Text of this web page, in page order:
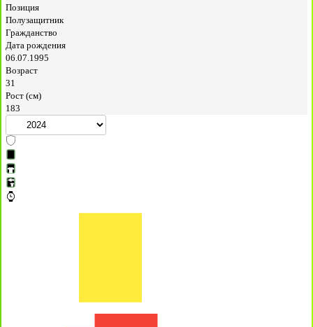
Позиция
Полузащитник
Гражданство
Дата рождения
06.07.1995
Возраст
31
Рост (см)
183